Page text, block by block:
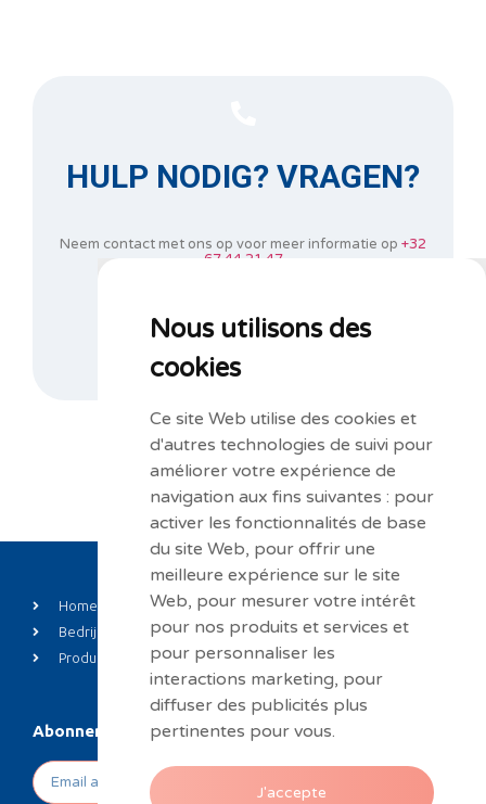
Nous utilisons des
cookies
Ce site Web utilise des cookies et
d'autres technologies de suivi pour
améliorer votre expérience de
navigation aux fins suivantes : pour
activer les fonctionnalités de base
du site Web, pour offrir une
meilleure expérience sur le site
Web, pour mesurer votre intérêt
pour nos produits et services et
pour personnaliser les
interactions marketing, pour
diffuser des publicités plus
pertinentes pour vous.
J'accepte
HULP NODIG? VRAGEN?
Neem contact met ons op voor meer informatie op +32
67 44 21 47
CONTACTEER ONS
Home
Bedrijf
Produits
Private label
Nieuws
Contact
Abonneren op onze nieuwsbrief